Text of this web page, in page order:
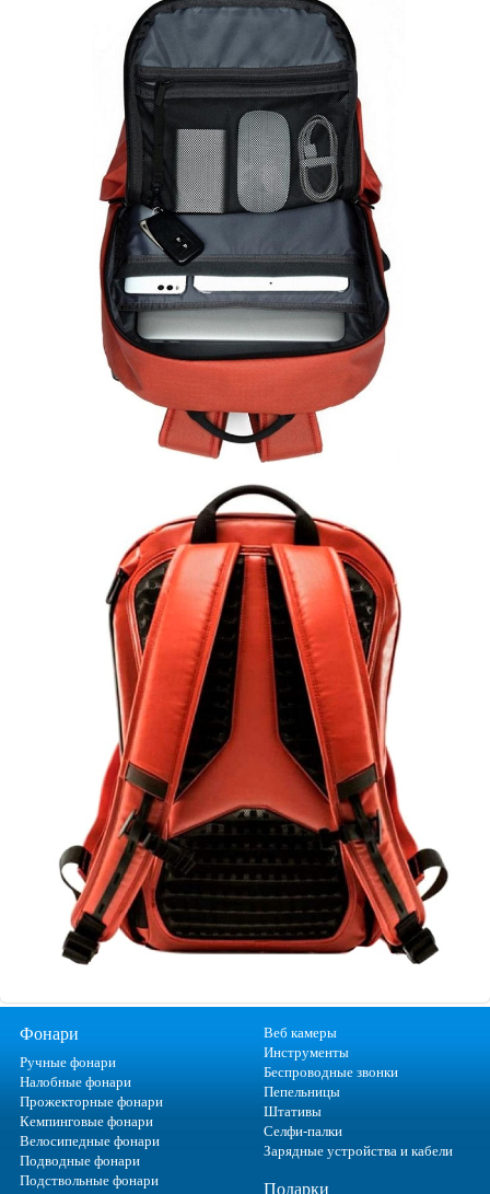
Фонари
Ручные фонари
Налобные фонари
Прожекторные фонари
Кемпинговые фонари
Велосипедные фонари
Подводные фонари
Подствольные фонари
Веб камеры
Инструменты
Беспроводные звонки
Пепельницы
Штативы
Селфи-палки
Зарядные устройства и кабели
Подарки